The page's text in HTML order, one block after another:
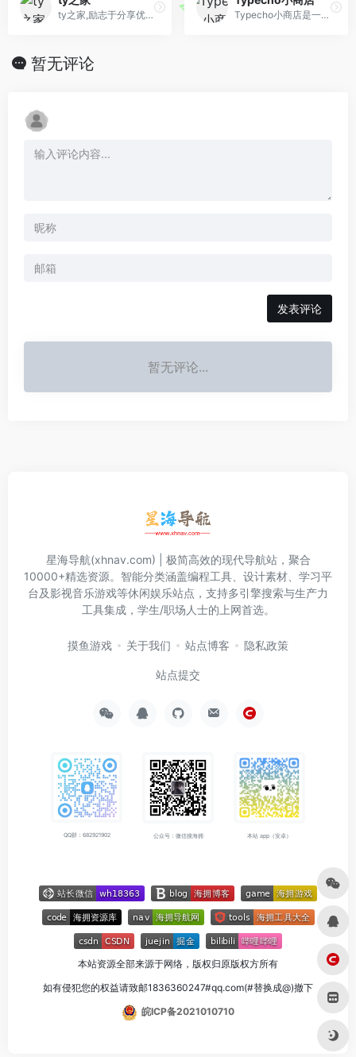
ty之家,励志于分享优秀的Typecho主题,插件,教程,如果你的主题插件 Typecho小商店是一个 Typecho主题/插件/Html源码个人原创付费资源站
暂无评论
发表评论
暂无评论...
星海导航(xhnav.com) | 极简高效的现代导航站，聚合
10000+精选资源。智能分类涵盖编程工具、设计素材、学习平
台及影视音乐游戏等休闲娱乐站点，支持多引擎搜索与生产力
工具集成，学生/职场人士的上网首选。
摸鱼游戏 关于我们 站点博客 隐私政策
站点提交
QQ群：682921902 公众号：微信搜海拥 本站 app（安卓）
本站资源全部来源于网络，版权归原版权方所有
如有侵犯您的权益请致邮1836360247#qq.com(#替换成@)撤下
皖ICP备2021010710